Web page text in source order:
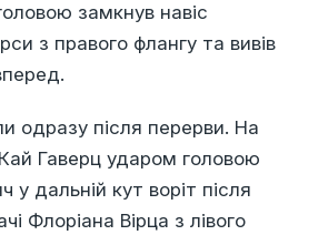
замкнув навіс
з правого флангу та вивів
одразу після перерви. На
Гаверц ударом головою
у дальній кут воріт після
Флоріана Вірца з лівого